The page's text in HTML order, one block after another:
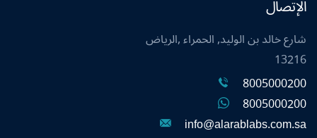
الإتصال
شارع خالد بن الوليد, الحمراء ,الرياض
13216
8005000200
8005000200
info@alarablabs.com.sa